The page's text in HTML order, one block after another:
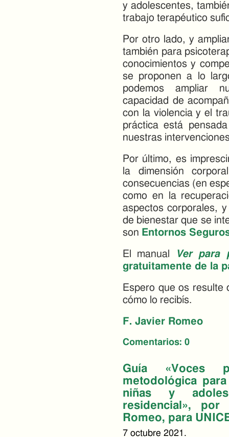
y adolescentes,
trabajo terapéutico
Por otro lado, y
también para
conocimientos y
se proponen a lo
podemos ampliar
capacidad de
con la violencia y el
práctica está
nuestras
Por último, es
la dimensión
consecuencias (en
como en la
aspectos corporales,
de bienestar que se
son Entornos
El manual
Ver para
gratuitamente de la
Espero que os resulte
cómo lo recibís.
F. Javier Romeo
Comentarios: 0
Guía «Voces
metodológica
niñas y
residencial»,
Romeo, para
7 octubre 2021.